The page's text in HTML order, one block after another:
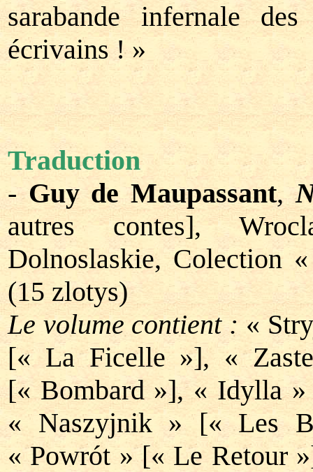
sarabande infernale
écrivains ! »
Traduction
-Guy de Maupassant,
autres contes],
Dolnoslaskie, Colection
(15 zlotys)
Le volume contient :«
[« La Ficelle »], «
[« Bombard »], « Idylla
« Naszyjnik » [« Les
« Powrót » [« Le Retour